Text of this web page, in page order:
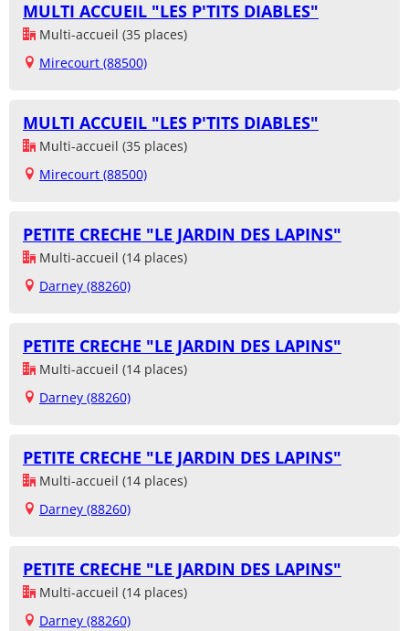
MULTI ACCUEIL "LES P'TITS DIABLES"
Multi-accueil (35 places)
Mirecourt (88500)
MULTI ACCUEIL "LES P'TITS DIABLES"
Multi-accueil (35 places)
Mirecourt (88500)
PETITE CRECHE "LE JARDIN DES LAPINS"
Multi-accueil (14 places)
Darney (88260)
PETITE CRECHE "LE JARDIN DES LAPINS"
Multi-accueil (14 places)
Darney (88260)
PETITE CRECHE "LE JARDIN DES LAPINS"
Multi-accueil (14 places)
Darney (88260)
PETITE CRECHE "LE JARDIN DES LAPINS"
Multi-accueil (14 places)
Darney (88260)